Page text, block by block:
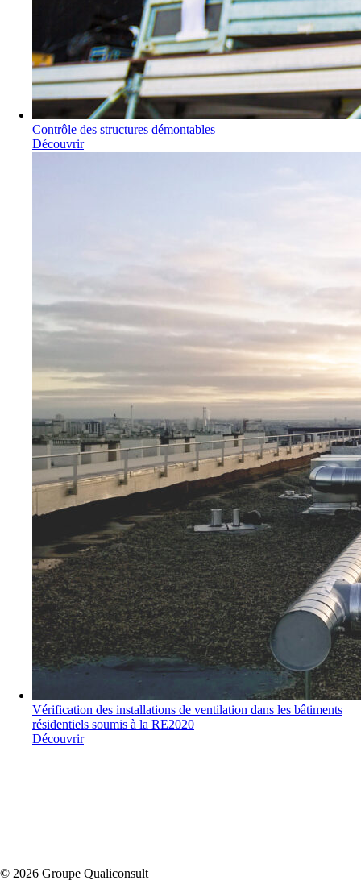
Contrôle des structures démontables
Découvrir
Vérification des installations de ventilation dans les bâtiments
résidentiels soumis à la RE2020
Découvrir
© 2026 Groupe Qualiconsult